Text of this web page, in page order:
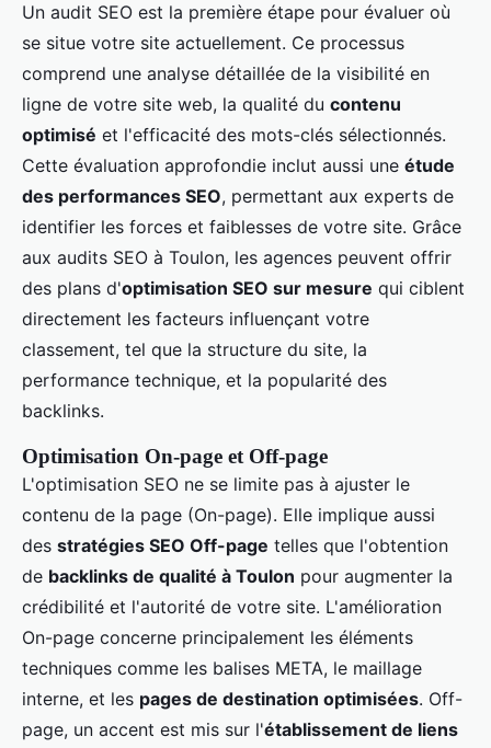
Un audit SEO est la première étape pour évaluer où
se situe votre site actuellement. Ce processus
comprend une analyse détaillée de la visibilité en
ligne de votre site web, la qualité du contenu
optimisé et l'efficacité des mots-clés sélectionnés.
Cette évaluation approfondie inclut aussi une étude
des performances SEO, permettant aux experts de
identifier les forces et faiblesses de votre site. Grâce
aux audits SEO à Toulon, les agences peuvent offrir
des plans d'optimisation SEO sur mesure qui ciblent
directement les facteurs influençant votre
classement, tel que la structure du site, la
performance technique, et la popularité des
backlinks.
Optimisation On-page et Off-page
L'optimisation SEO ne se limite pas à ajuster le
contenu de la page (On-page). Elle implique aussi
des stratégies SEO Off-page telles que l'obtention
de backlinks de qualité à Toulon pour augmenter la
crédibilité et l'autorité de votre site. L'amélioration
On-page concerne principalement les éléments
techniques comme les balises META, le maillage
interne, et les pages de destination optimisées. Off-
page, un accent est mis sur l'établissement de liens